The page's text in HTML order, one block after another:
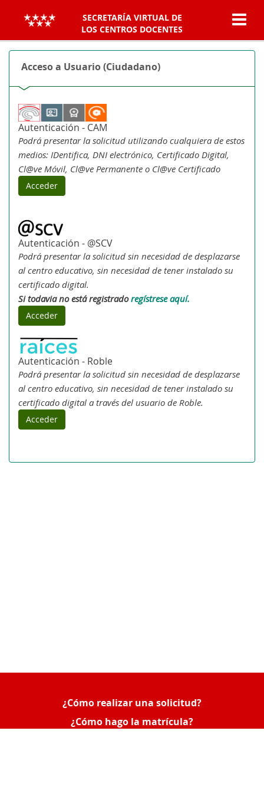
SECRETARÍA VIRTUAL DE
LOS CENTROS DOCENTES
Acceso a Usuario (Ciudadano)
Autenticación - CAM
Podrá presentar la solicitud utilizando cualquiera de estos
medios: IDentifica, DNI electrónico, Certificado Digital,
Cl@ve Móvil, Cl@ve Permanente o Cl@ve Certificado
Acceder
Autenticación - @SCV
Podrá presentar la solicitud sin necesidad de desplazarse
al centro educativo, sin necesidad de tener instalado su
certificado digital.
Si todavia no está registradoregístrese aquí.
Acceder
Autenticación - Roble
Podrá presentar la solicitud sin necesidad de desplazarse
al centro educativo, sin necesidad de tener instalado su
certificado digital a través del usuario de Roble.
Acceder
¿Cómo realizar una solicitud?
¿Cómo hago la matrícula?